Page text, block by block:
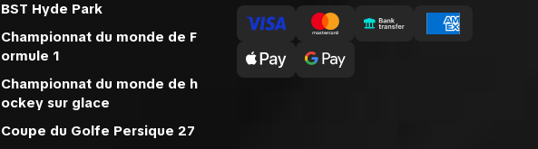
BST Hyde Park
Championnat du monde de F
ormule 1
Championnat du monde de h
ockey sur glace
Coupe du Golfe Persique 27